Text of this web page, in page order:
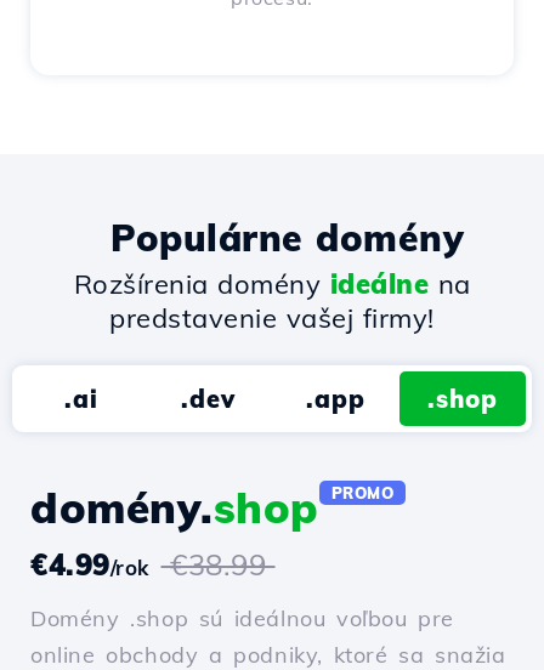
Populárne domény
Rozšírenia domény ideálne na
predstavenie vašej firmy!
.ai .dev .app .shop
domény.shop PROMO
€4.99/rok €38.99
Domény .shop sú ideálnou voľbou pre
online obchody a podniky, ktoré sa snažia